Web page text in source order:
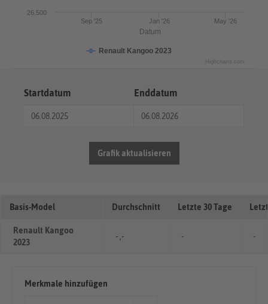
Datum
Renault Kangoo 2023
Jan '26
Sep '25 May '26
26.500
Highcharts.com
Startdatum Enddatum
Grafik aktualisieren
Basis-Model Durchschnitt Letzte 30 Tage
Renault Kangoo
2023
- ,- - -
Merkmale hinzufügen